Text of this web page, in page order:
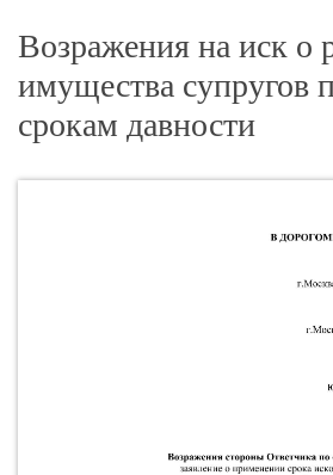
Отзывы
Новости и успехи
Возражения на иск о
имущества супругов
срокам давности